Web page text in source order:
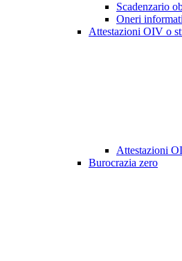
Scadenzario
Oneri
Attestazioni OIV o
Attestazioni
Burocrazia zero